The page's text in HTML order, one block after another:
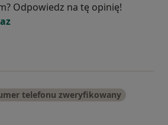
Odpowiedz na tę opinię!
telefonu zweryfikowany